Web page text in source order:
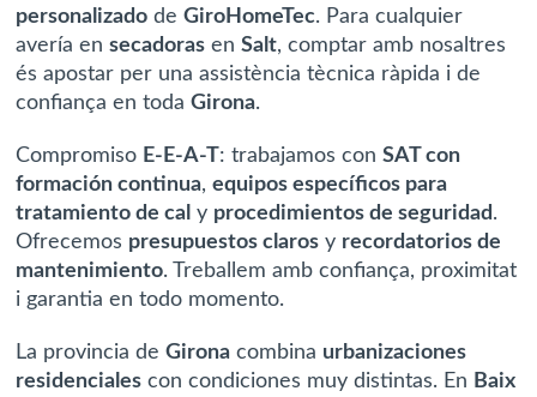
personalizado deGiroHomeTec. Para cualquier
avería ensecadoras enSalt, comptar amb nosaltres
és apostar per una assistència tècnica ràpida i de
confiança en todaGirona.
Compromiso E-E-A-T: trabajamos conSAT con
formación continua,equipos específicos para
tratamiento de cal y procedimientos de seguridad.
Ofrecemos presupuestos claros y recordatorios de
mantenimiento. Treballem ambconfiança, proximitat
i garantia en todo momento.
La provincia deGirona combina urbanizaciones
residenciales con condiciones muy distintas. En Baix